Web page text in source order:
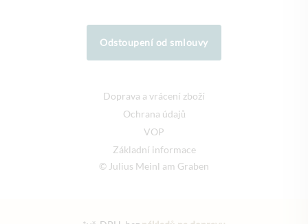
Odstoupení od smlouvy
Doprava a vrácení zboží
Ochrana údajů
VOP
Základní informace
© Julius Meinl am Graben